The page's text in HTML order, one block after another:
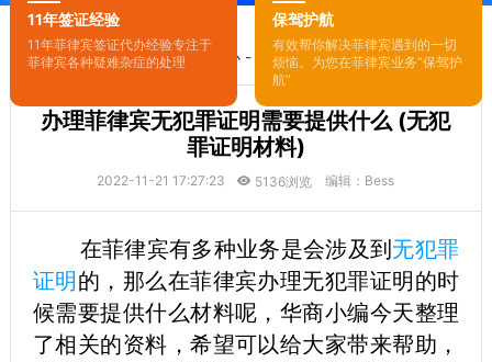
11年签证经验
11年菲律宾签证代办经验专注于
菲律宾各种疑难杂症的处理
保驾护航
有效帮你解决菲律宾遇到的一切
烦恼。为您在菲律宾业务“保驾护
航”
您的位置：首页-菲律宾签证代办- 正文
办理菲律宾无犯罪证明需要提供什么 (无犯
罪证明材料)
2022-11-21 17:27:23 5136浏览 编辑：Bess
在菲律宾有多种业务是会涉及到 无犯罪
证明 的，那么在菲律宾办理无犯罪证明的时
候需要提供什么材料呢，华商小编今天整理
了相关的资料，希望可以给大家带来帮助，